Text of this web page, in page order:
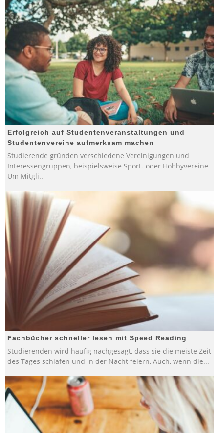
Erfolgreich auf Studentenveranstaltungen und
Studentenvereine aufmerksam machen
Studierende gründen verschiedene Vereinigungen und
Interessengruppen, beispielsweise Sport- oder Hobbyvereine.
Um Mitgli...
Fachbücher schneller lesen mit Speed Reading
Studierenden wird häufig nachgesagt, dass sie die meiste Zeit
des Tages schlafen und in der Nacht feiern, Auch, wenn die...